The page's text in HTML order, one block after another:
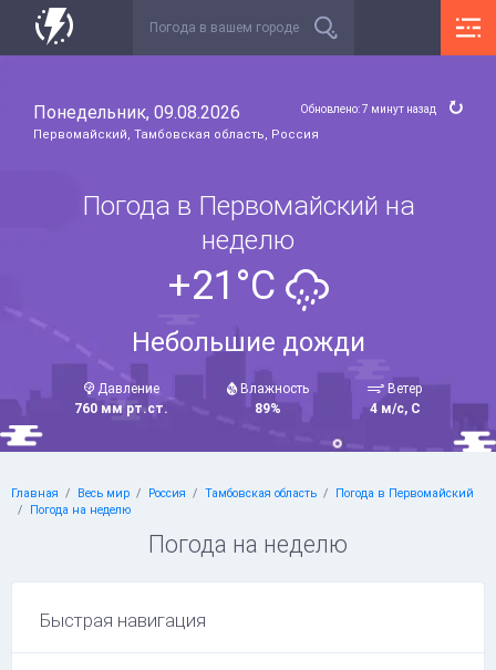
Понедельник, 09.08.2026
Первомайский, Тамбовская область, Россия
Обновлено: 7 минут назад
Погода в Первомайский на
неделю
+21°C
Небольшие дожди
Давление
760 мм рт.ст.
Влажность
89%
Ветер
4 м/с, С
Главная Весь мир Россия Тамбовская область
Погода в Первомайский
Погода на неделю
Погода на неделю
Быстрая навигация